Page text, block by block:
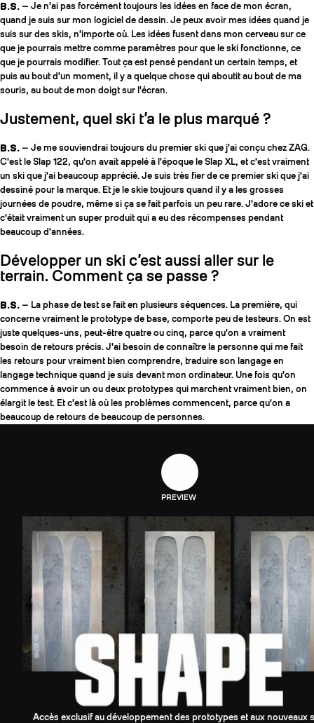
B.S. — Je n'ai pas forcément toujours les idées en face de mon écran,
quand je suis sur mon logiciel de dessin. Je peux avoir mes idées quand je
suis sur des skis, n'importe où. Les idées fusent dans mon cerveau sur ce
que je pourrais mettre comme paramètres pour que le ski fonctionne, ce
que je pourrais modifier. Tout ça est pensé pendant un certain temps, et
puis au bout d'un moment, il y a quelque chose qui aboutit au bout de ma
souris, au bout de mon doigt sur l'écran.
Justement, quel ski t’a le plus marqué ?
B.S. — Je me souviendrai toujours du premier ski que j'ai conçu chez ZAG.
C'est le Slap 122, qu'on avait appelé à l'époque le Slap XL, et c'est vraiment
un ski que j'ai beaucoup apprécié. Je suis très fier de ce premier ski que j'ai
dessiné pour la marque. Et je le skie toujours quand il y a les grosses
journées de poudre, même si ça se fait parfois un peu rare. J'adore ce ski et
c'était vraiment un super produit qui a eu des récompenses pendant
beaucoup d'années.
Développer un ski c’est aussi aller sur le
terrain. Comment ça se passe ?
B.S. — La phase de test se fait en plusieurs séquences. La première, qui
concerne vraiment le prototype de base, comporte peu de testeurs. On est
juste quelques-uns, peut-être quatre ou cinq, parce qu'on a vraiment
besoin de retours précis. J'ai besoin de connaître la personne qui me fait
les retours pour vraiment bien comprendre, traduire son langage en
langage technique quand je suis devant mon ordinateur. Une fois qu'on
commence à avoir un ou deux prototypes qui marchent vraiment bien, on
élargit le test. Et c'est là où les problèmes commencent, parce qu'on a
beaucoup de retours de beaucoup de personnes.
PREVIEW
Accès exclusif au développement des prototypes et aux nouveaux